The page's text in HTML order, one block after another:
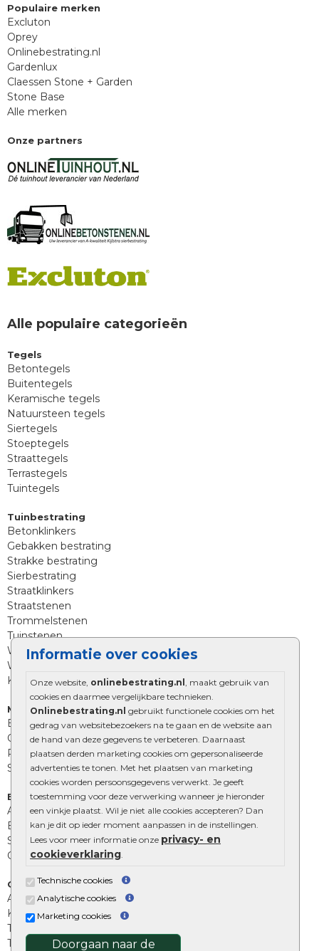
Informatie over cookies
Onze website, onlinebestrating.nl
, maakt gebruik van
cookies en daarmee vergelijkbare technieken.
Onlinebestrating.nl gebruikt functionele cookies om het
gedrag van websitebezoekers na te gaan en de website aan
de hand van deze gegevens te verbeteren. Daarnaast
plaatsen derden marketing cookies om gepersonaliseerde
advertenties te tonen. Met het plaatsen van marketing
cookies worden persoonsgegevens verwerkt. Je geeft
toestemming voor deze verwerking wanneer je hieronder
een vinkje plaatst. Wil je niet alle cookies accepteren? Dan
kan je dit op ieder moment aanpassen in de instellingen.
Lees voor meer informatie onze privacy- en
cookieverklaring
Technische cookies
Analytische cookies
Marketing cookies
Doorgaan naar de
Populaire merken
Excluton
Oprey
Onlinebestrating.nl
Gardenlux
Claessen Stone + Garden
Stone Base
Alle merken
Onze partners
Alle populaire categorieën
Tegels
Betontegels
Buitentegels
Keramische tegels
Natuursteen tegels
Siertegels
Stoeptegels
Straattegels
Terrastegels
Tuintegels
Tuinbestrating
Betonklinkers
Gebakken bestrating
Strakke bestrating
Sierbestrating
Straatklinkers
Straatstenen
Trommelstenen
Tuinstenen
Waalformaat
Wildverband bestrating
Kingstones
Muurelementen
Betonbielzen
Opsluitbanden
Palissades
Stapelblokken
Extra benodigdheden
Afwatering en diversen
Beplantings en betonelementen
Split, grind en zand
Oprit tegels
Overig
Aanbiedingen
Kunstgras
Tuintegels outlet
Terrastegels leggen